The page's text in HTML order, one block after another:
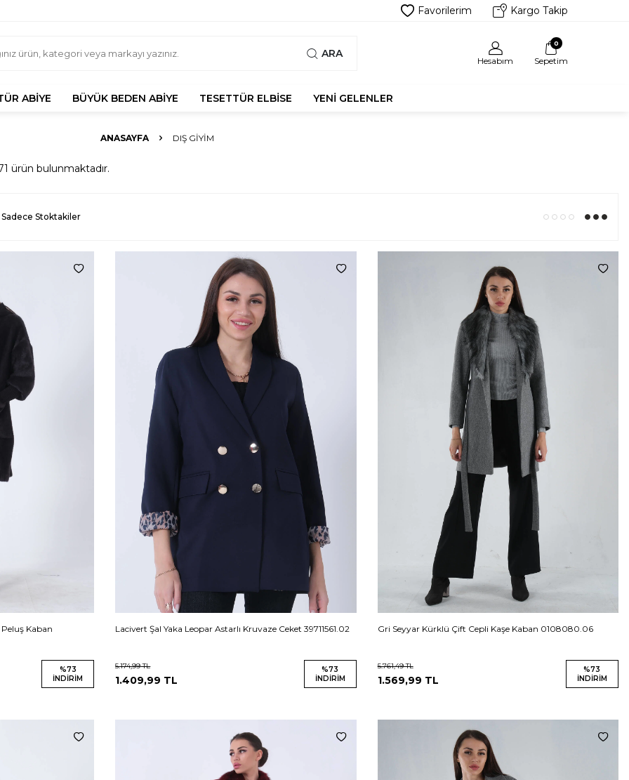
Favorilerim Kargo Takip
ARA
Hesabım
0
Sepetim
ABIYE BÜYÜK BEDEN ABIYE TESETTÜR ELBISE YENI GELENLER
ANASAYFA DIŞ GIYIM
ürün bulunmaktadır.
Sadece Stoktakiler
Kaban
%73
İNDIRIM
Lacivert Şal Yaka Leopar Astarlı Kruvaze Ceket 39711561.02
5.174,99TL
1.409,99 TL
%73
İNDIRIM
Gri Seyyar Kürklü Çift Cepli Kaşe Kaban 0108080.06
5.761,49TL
1.569,99 TL
%73
İNDIRIM